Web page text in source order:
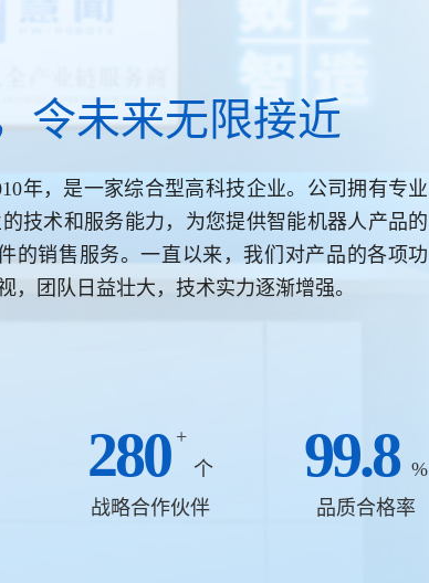
令未来无限接近
年，是一家综合型高科技企业。公司拥有专业
技术和服务能力，为您提供智能机器人产品的
的销售服务。一直以来，我们对产品的各项功
团队日益壮大，技术实力逐渐增强。
280 +
个
战略合作伙伴
99.8 %
品质合格率